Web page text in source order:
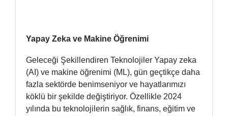
Yapay Zeka ve Makine Öğrenimi
Geleceği Şekillendiren Teknolojiler Yapay zeka
(AI) ve makine öğrenimi (ML), gün geçtikçe daha
fazla sektörde benimseniyor ve hayatlarımızı
köklü bir şekilde değiştiriyor. Özellikle 2024
yılında bu teknolojilerin sağlık, finans, eğitim ve